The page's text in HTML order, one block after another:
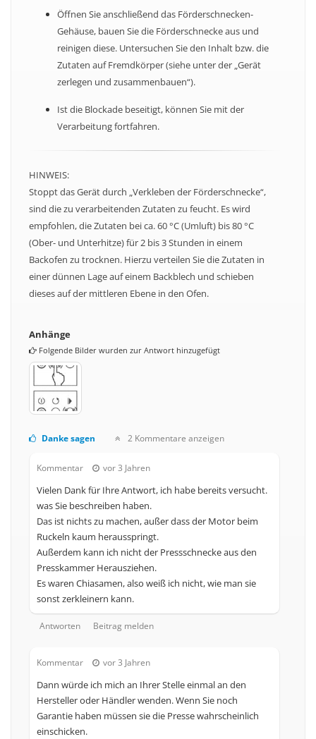
Öffnen Sie anschließend das Förderschnecken-
Gehäuse, bauen Sie die Förderschnecke aus und
reinigen diese. Untersuchen Sie den Inhalt bzw. die
Zutaten auf Fremdkörper (siehe unter der „Gerät
zerlegen und zusammenbauen“).
Ist die Blockade beseitigt, können Sie mit der
Verarbeitung fortfahren.
HINWEIS:
Stoppt das Gerät durch „Verkleben der Förderschnecke“,
sind die zu verarbeitenden Zutaten zu feucht. Es wird
empfohlen, die Zutaten bei ca. 60 °C (Umluft) bis 80 °C
(Ober- und Unterhitze) für 2 bis 3 Stunden in einem
Backofen zu trocknen. Hierzu verteilen Sie die Zutaten in
einer dünnen Lage auf einem Backblech und schieben
dieses auf der mittleren Ebene in den Ofen.
Anhänge
Folgende Bilder wurden zur Antwort hinzugefügt
Danke sagen 2 Kommentare anzeigen
Kommentar vor 3 Jahren
Vielen Dank für Ihre Antwort, ich habe bereits versucht.
was Sie beschreiben haben.
Das ist nichts zu machen, außer dass der Motor beim
Ruckeln kaum herausspringt.
Außerdem kann ich nicht der Pressschnecke aus den
Presskammer Herausziehen.
Es waren Chiasamen, also weiß ich nicht, wie man sie
sonst zerkleinern kann.
Antworten Beitrag melden
Kommentar vor 3 Jahren
Dann würde ich mich an Ihrer Stelle einmal an den
Hersteller oder Händler wenden. Wenn Sie noch
Garantie haben müssen sie die Presse wahrscheinlich
einschicken.